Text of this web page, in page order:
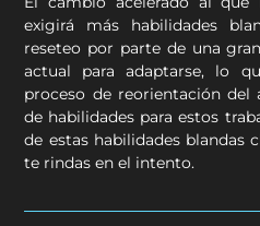
exigirá más habilidades
reseteo por parte de una
actual para adaptarse, lo
proceso de reorientación
de habilidades para estos
de estas habilidades blandas
te rindas en el intento.